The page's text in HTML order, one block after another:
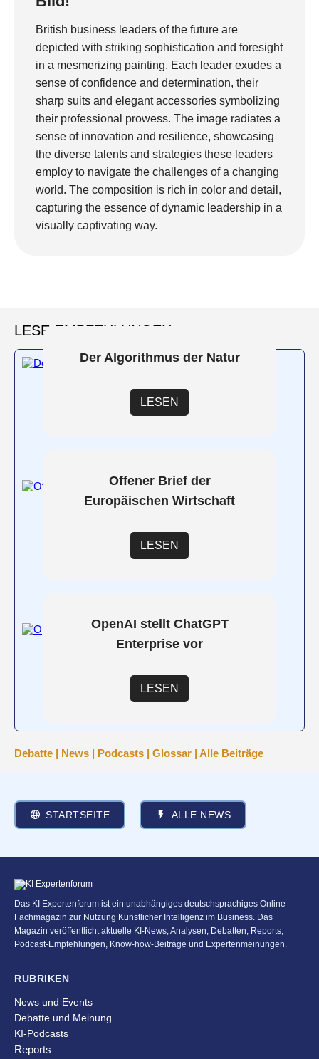
British business leaders of the future are
depicted with striking sophistication and foresight
in a mesmerizing painting. Each leader exudes a
sense of confidence and determination, their
sharp suits and elegant accessories symbolizing
their professional prowess. The image radiates a
sense of innovation and resilience, showcasing
the diverse talents and strategies these leaders
employ to navigate the challenges of a changing
world. The composition is rich in color and detail,
capturing the essence of dynamic leadership in a
visually captivating way.
LESE-EMPFEHLUNGEN
Der Algorithmus der Natur
LESEN
Offener Brief der
Europäischen Wirtschaft
LESEN
OpenAI stellt ChatGPT
Enterprise vor
LESEN
Debatte | News | Podcasts | Glossar | Alle Beiträge
STARTSEITE ALLE NEWS
Das KI Expertenforum ist ein unabhängiges deutschsprachiges Online-
Fachmagazin zur Nutzung Künstlicher Intelligenz im Business. Das
Magazin veröffentlicht aktuelle KI-News, Analysen, Debatten, Reports,
Podcast-Empfehlungen, Know-how-Beiträge und Expertenmeinungen.
RUBRIKEN
News und Events
Debatte und Meinung
KI-Podcasts
Reports